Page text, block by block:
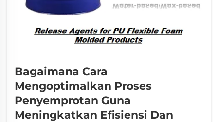
Bagaimana Cara
Mengoptimalkan Proses
Penyemprotan Guna
Meningkatkan Efisiensi Dan